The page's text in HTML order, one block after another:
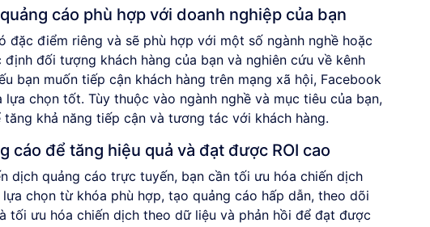
cáo phù hợp với doanh nghiệp của bạn
đặc điểm riêng và sẽ phù hợp với một số ngành nghề hoặc
đối tượng khách hàng của bạn và nghiên cứu về kênh
bạn muốn tiếp cận khách hàng trên mạng xã hội, Facebook
chọn tốt. Tùy thuộc vào ngành nghề và mục tiêu của bạn,
khả năng tiếp cận và tương tác với khách hàng.
cáo để tăng hiệu quả và đạt được ROI cao
dịch quảng cáo trực tuyến, bạn cần tối ưu hóa chiến dịch
chọn từ khóa phù hợp, tạo quảng cáo hấp dẫn, theo dõi
tối ưu hóa chiến dịch theo dữ liệu và phản hồi để đạt được